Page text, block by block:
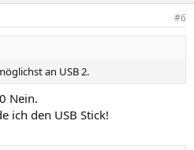
#6
an USB 2.
Nein.
ich den USB Stick!